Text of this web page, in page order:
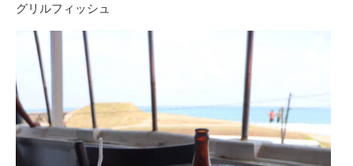
グリルフィッシュ